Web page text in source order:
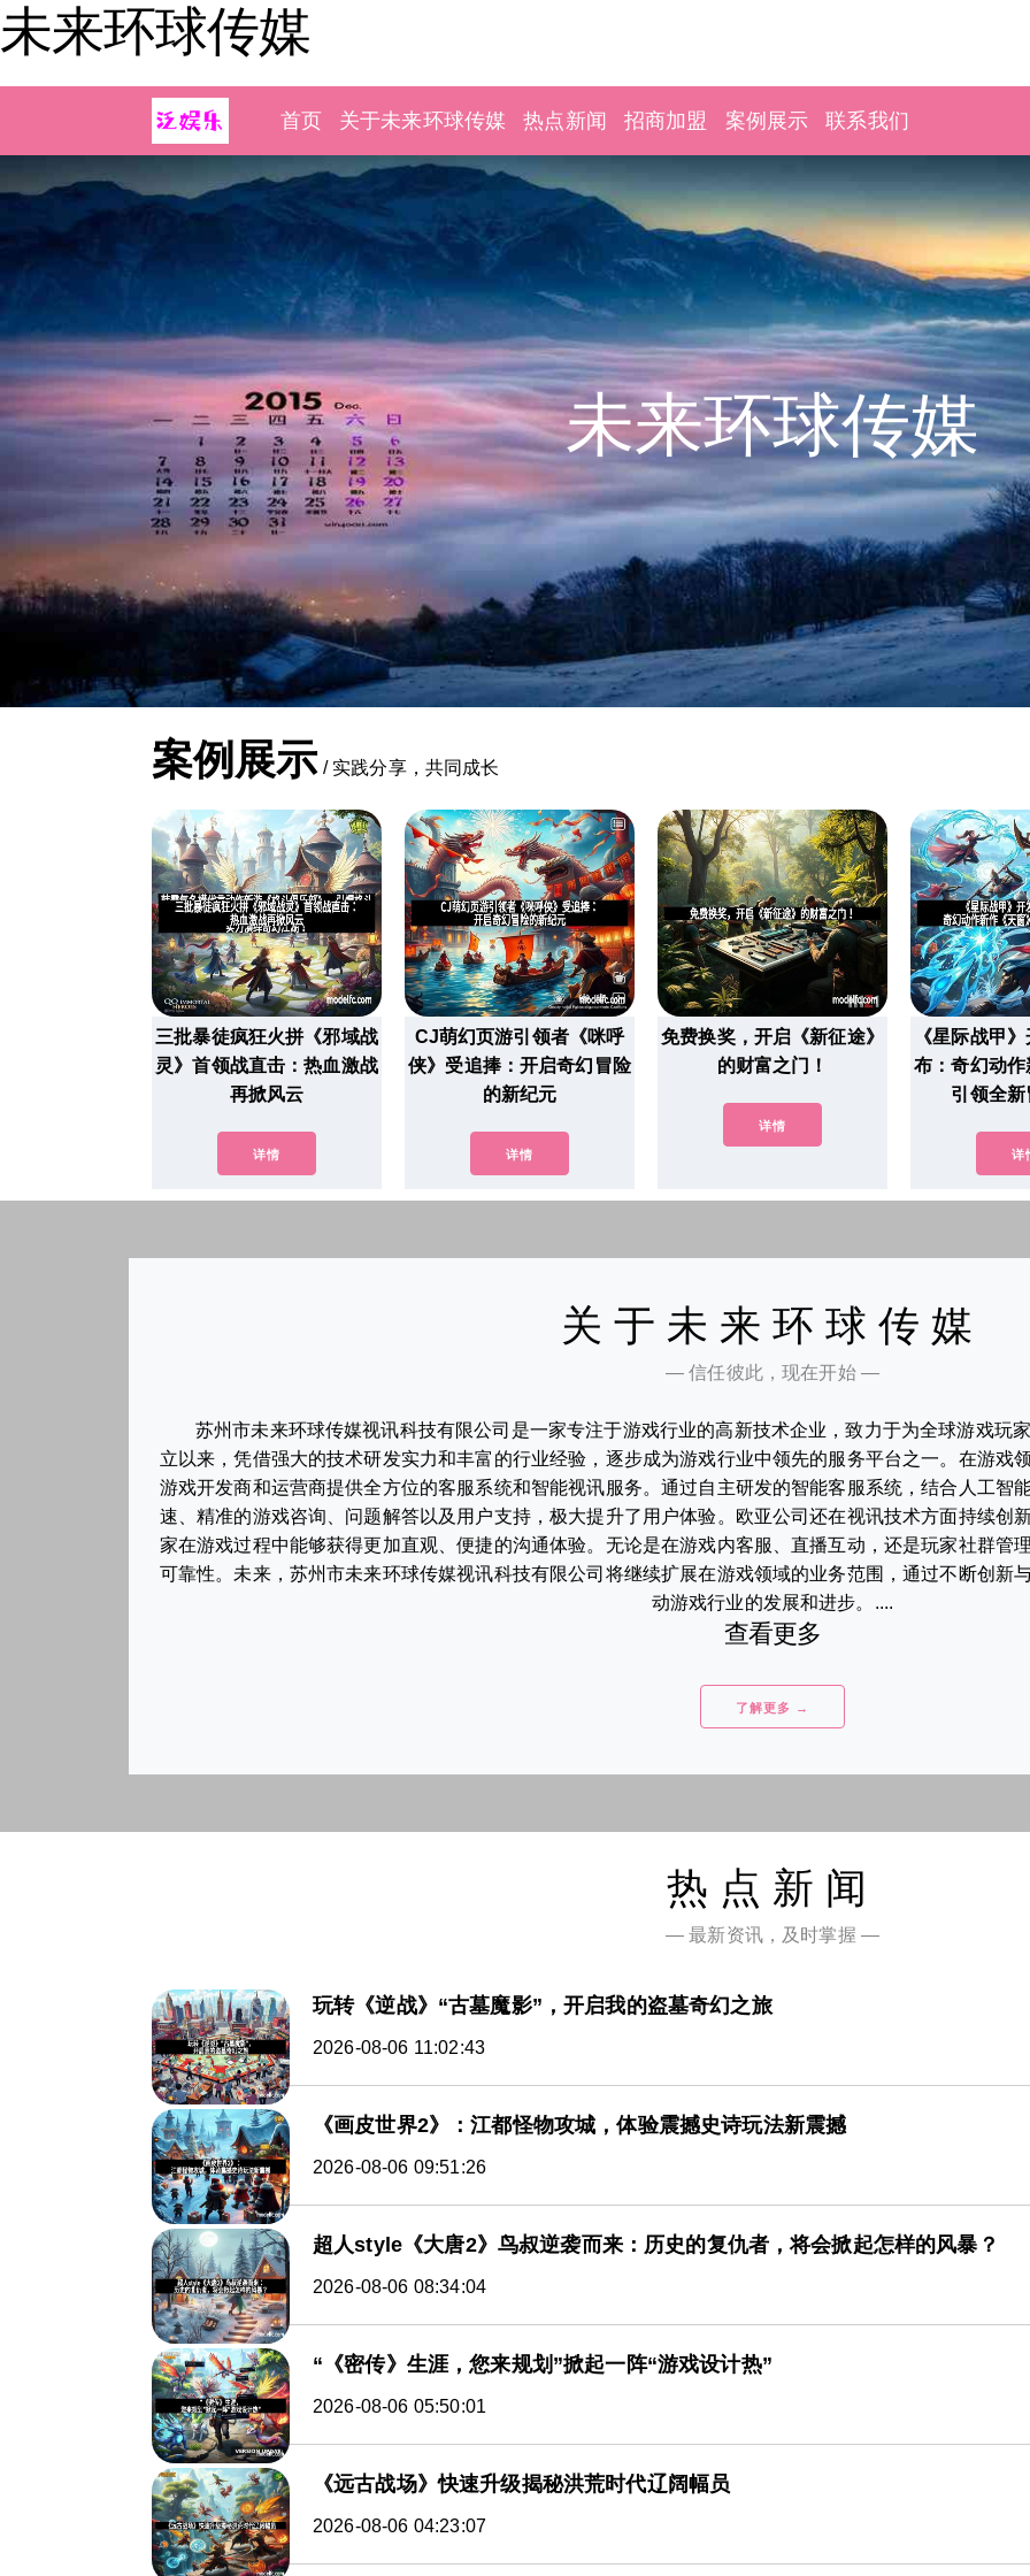
未来环球传媒
首页 关于未来环球传媒 热点新闻 招商加盟 案例展示 联系我们
未来环球传媒
案例展示 / 实践分享，共同成长
三批暴徒疯狂火拼《邪域战
灵》首领战直击：热血激战
再掀风云
详情
CJ萌幻页游引领者《咪呼
侠》受追捧：开启奇幻冒险
的新纪元
详情
免费换奖，开启《新征途》
的财富之门！
详情
《星际战甲
布：奇幻动
引领全
详
关于未来环球传媒
— 信任彼此，现在开始 —
苏州市未来环球传媒视讯科技有限公司是一家专注于游戏行业的高新技术企业，致力于为全球游戏玩
立以来，凭借强大的技术研发实力和丰富的行业经验，逐步成为游戏行业中领先的服务平台之一。在游戏
游戏开发商和运营商提供全方位的客服系统和智能视讯服务。通过自主研发的智能客服系统，结合人工智
速、精准的游戏咨询、问题解答以及用户支持，极大提升了用户体验。欧亚公司还在视讯技术方面持续创
家在游戏过程中能够获得更加直观、便捷的沟通体验。无论是在游戏内客服、直播互动，还是玩家社群管
可靠性。未来，苏州市未来环球传媒视讯科技有限公司将继续扩展在游戏领域的业务范围，通过不断创新
动游戏行业的发展和进步。....
查看更多
了解更多 →
热点新闻
— 最新资讯，及时掌握 —
玩转《逆战》“古墓魔影”，开启我的盗墓奇幻之旅
2026-08-06 11:02:43
《画皮世界2》：江都怪物攻城，体验震撼史诗玩法新震撼
2026-08-06 09:51:26
超人style《大唐2》鸟叔逆袭而来：历史的复仇者，将会掀起怎样的风暴？
2026-08-06 08:34:04
“《密传》生涯，您来规划”掀起一阵“游戏设计热”
2026-08-06 05:50:01
《远古战场》快速升级揭秘洪荒时代辽阔幅员
2026-08-06 04:23:07